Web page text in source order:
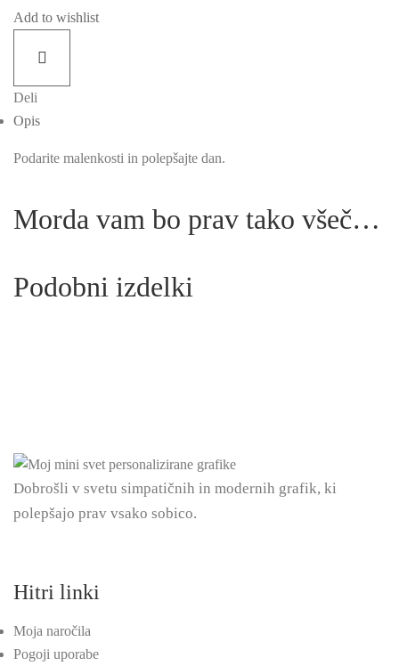
Add to wishlist
Deli
Opis
Podarite malenkosti in polepšajte dan.
Morda vam bo prav tako všeč…
Podobni izdelki
Dobrošli v svetu simpatičnih in modernih grafik, ki
polepšajo prav vsako sobico.
Hitri linki
Moja naročila
Pogoji uporabe